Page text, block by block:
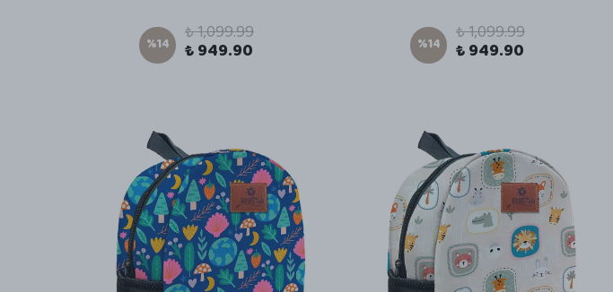
%14 ₺ 1,099.99
₺ 949.90 %14 ₺ 1,099.99
₺ 949.90